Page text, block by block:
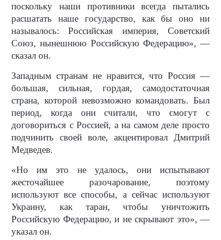
поскольку наши противники всегда пытались
расшатать наше государство, как бы оно ни
называлось: Российская империя, Советский
Союз, нынешнюю Российскую Федерацию», —
сказал он.
Западным странам не нравится, что Россия —
большая, сильная, гордая, самодостаточная
страна, которой невозможно командовать. Был
период, когда они считали, что смогут с
договориться с Россией, а на самом деле просто
подчинить своей воле, акцентировал Дмитрий
Медведев.
«Но им это не удалось, они испытывают
жесточайшее разочарование, поэтому
используют все способы, а сейчас используют
Украину, как таран, чтобы уничтожить
Российскую Федерацию, и не скрывают это», —
указал он.